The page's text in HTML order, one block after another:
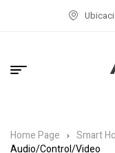
Home Page Smart
Audio/Control/Video